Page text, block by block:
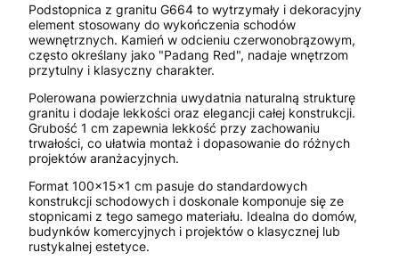
Podstopnica z granitu G664 to wytrzymały i dekoracyjny
element stosowany do wykończenia schodów
wewnętrznych. Kamień w odcieniu czerwonobrązowym,
często określany jako "Padang Red", nadaje wnętrzom
przytulny i klasyczny charakter.
Polerowana powierzchnia uwydatnia naturalną strukturę
granitu i dodaje lekkości oraz elegancji całej konstrukcji.
Grubość 1 cm zapewnia lekkość przy zachowaniu
trwałości, co ułatwia montaż i dopasowanie do różnych
projektów aranżacyjnych.
Format 100x15x1 cm pasuje do standardowych
konstrukcji schodowych i doskonale komponuje się ze
stopnicami z tego samego materiału. Idealna do domów,
budynków komercyjnych i projektów o klasycznej lub
rustykalnej estetyce.